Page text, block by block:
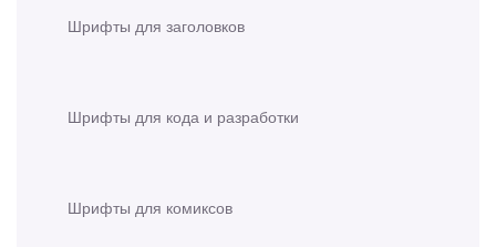
Шрифты для заголовков
Шрифты для кода и разработки
Шрифты для комиксов